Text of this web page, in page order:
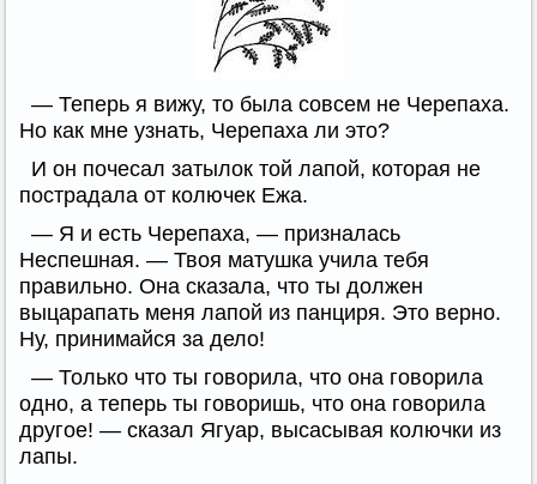
— Теперь я вижу, то была совсем не Черепаха.
Но как мне узнать, Черепаха ли это?
И он почесал затылок той лапой, которая не
пострадала от колючек Ежа.
— Я и есть Черепаха, — призналась
Неспешная. — Твоя матушка учила тебя
правильно. Она сказала, что ты должен
выцарапать меня лапой из панциря. Это верно.
Ну, принимайся за дело!
— Только что ты говорила, что она говорила
одно, а теперь ты говоришь, что она говорила
другое! — сказал Ягуар, высасывая колючки из
лапы.